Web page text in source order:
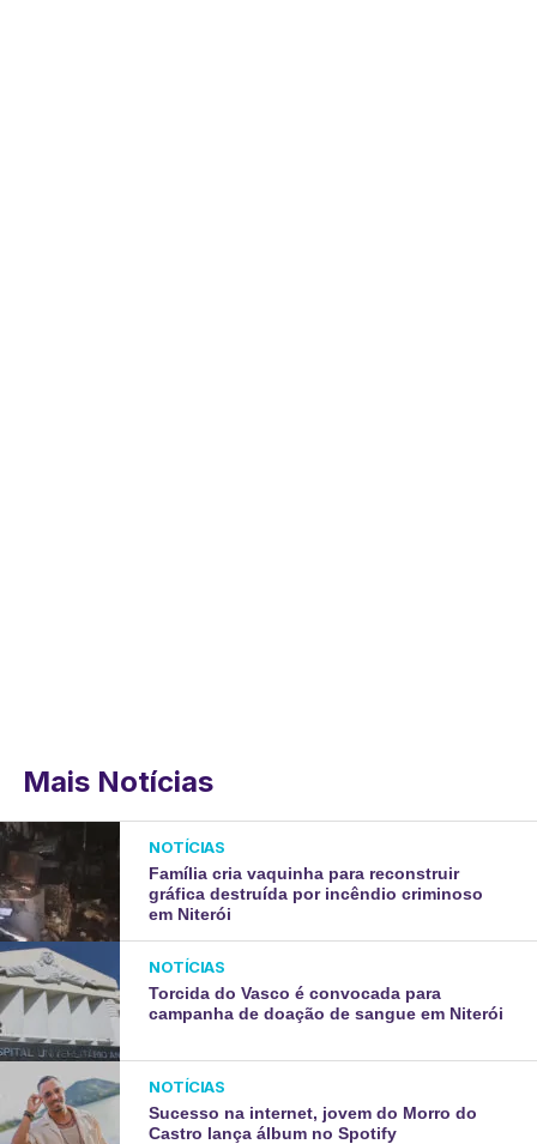
Mais Notícias
NOTÍCIAS
Família cria vaquinha para reconstruir
gráfica destruída por incêndio criminoso
em Niterói
NOTÍCIAS
Torcida do Vasco é convocada para
campanha de doação de sangue em Niterói
NOTÍCIAS
Sucesso na internet, jovem do Morro do
Castro lança álbum no Spotify